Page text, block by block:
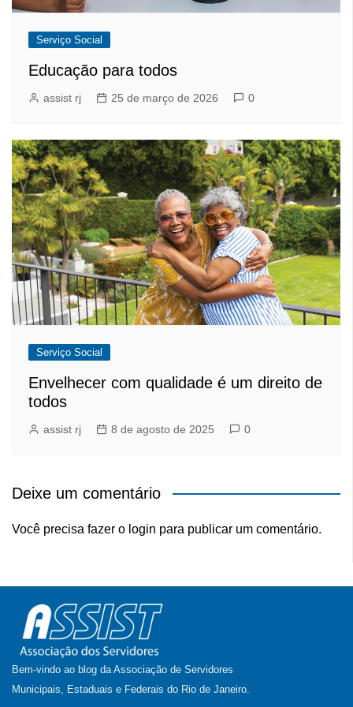
Serviço Social
Educação para todos
assist rj 25 de março de 2026 0
Serviço Social
Envelhecer com qualidade é um direito de
todos
assist rj 8 de agosto de 2025 0
Deixe um comentário
Você precisa fazer o login para publicar um comentário.
Bem-vindo ao blog da Associação de Servidores
Municipais, Estaduais e Federais do Rio de Janeiro.